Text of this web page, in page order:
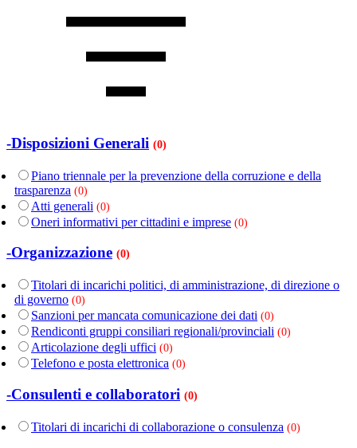
-Disposizioni Generali (0)
Piano triennale per la prevenzione della corruzione e della
trasparenza (0)
Atti generali (0)
Oneri informativi per cittadini e imprese (0)
-Organizzazione (0)
Titolari di incarichi politici, di amministrazione, di direzione o
di governo (0)
Sanzioni per mancata comunicazione dei dati (0)
Rendiconti gruppi consiliari regionali/provinciali (0)
Articolazione degli uffici (0)
Telefono e posta elettronica (0)
-Consulenti e collaboratori (0)
Titolari di incarichi di collaborazione o consulenza (0)